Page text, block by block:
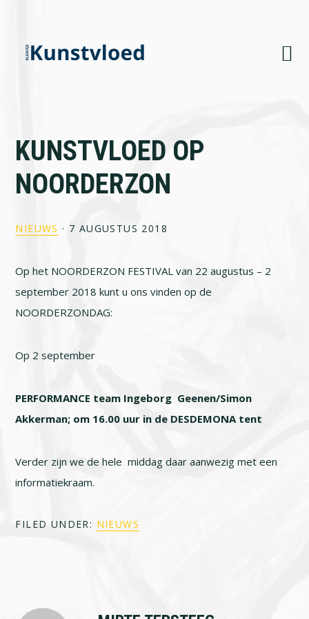
primary
navigation
content
footer
KUNSTVLOED OP
NOORDERZON
NIEUWS · 7 AUGUSTUS 2018
Op het NOORDERZON FESTIVAL van 22 augustus – 2
september 2018 kunt u ons vinden op de
NOORDERZONDAG:
Op 2 september
PERFORMANCE team Ingeborg Geenen/Simon
Akkerman; om 16.00 uur in de DESDEMONA tent
Verder zijn we de hele middag daar aanwezig met een
informatiekraam.
FILED UNDER: NIEUWS